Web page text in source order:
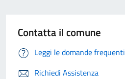
Contatta il comune
Leggi le domande frequenti
Richiedi Assistenza